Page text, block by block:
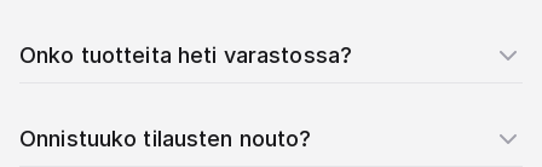
Onko tuotteita heti varastossa?
Onnistuuko tilausten nouto?